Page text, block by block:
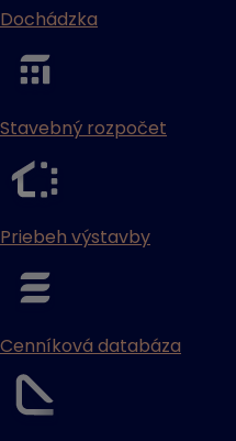
Dochádzka
Stavebný rozpočet
Priebeh výstavby
Cenníková databáza